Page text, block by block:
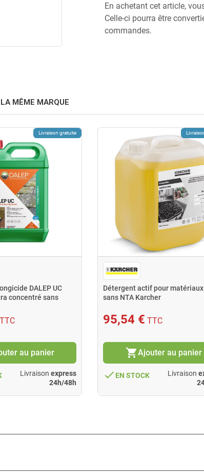
En achetant cet article,
Celle-ci pourra être
commandes.
MÊME MARQUE
Livraison gratuite
DALEP UC
concentré sans
TTC
au panier
Livraison express
24h/48h
Détergent actif pour matériaux
sans NTA Karcher
95,54 € TTC
shopping_cartAjouter au panier
done EN STOCK Livraison